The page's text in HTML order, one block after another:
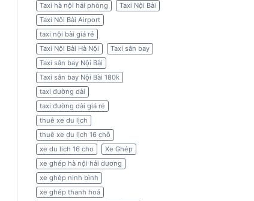
Taxi hà nội hải phòng
Taxi Nội Bài
Taxi Nội Bài Airport
taxi nội bài giá rẻ
Taxi Nội Bài Hà Nội
Taxi sân bay
Taxi sân bay Nội Bài
Taxi sân bay Nội Bài 180k
taxi đường dài
taxi đường dài giá rẻ
thuê xe du lịch
thuê xe du lịch 16 chỗ
xe du lich 16 cho
Xe Ghép
xe ghép hà nội hải dương
xe ghép ninh bình
xe ghép thanh hoá